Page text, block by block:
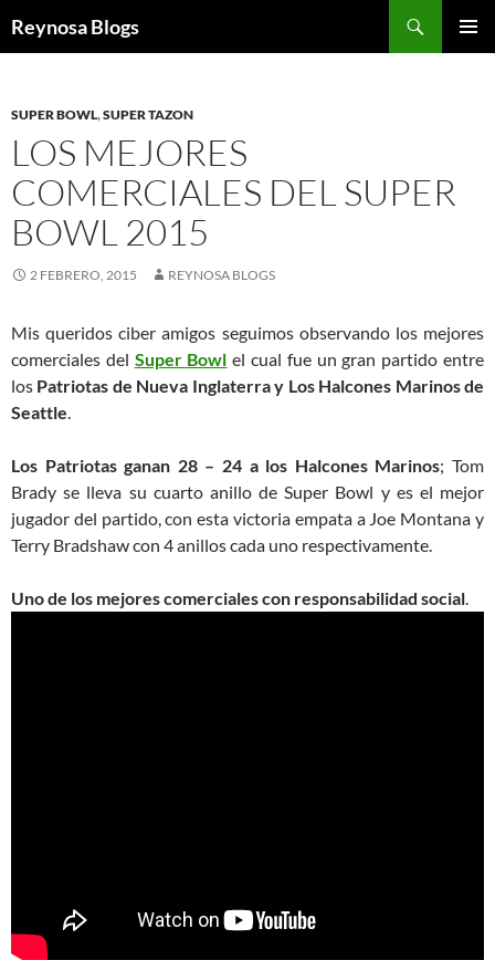
Reynosa Blogs
SUPER BOWL,SUPER TAZON
LOS MEJORES
COMERCIALES DEL SUPER
BOWL 2015
2 FEBRERO, 2015 REYNOSA BLOGS
Mis queridos ciber amigos seguimos observando los mejores
comerciales del Super Bowl el cual fue un gran partido entre
los Patriotas de Nueva Inglaterra y Los Halcones Marinos de
Seattle.
Los Patriotas ganan 28 – 24 a los Halcones Marinos; Tom
Brady se lleva su cuarto anillo de Super Bowl y es el mejor
jugador del partido, con esta victoria empata a Joe Montana y
Terry Bradshaw con 4 anillos cada uno respectivamente.
Uno de los mejores comerciales con responsabilidad social.